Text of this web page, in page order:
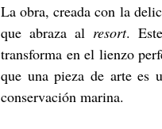
La obra, creada con la
que abraza al resort.
transforma en el lienzo
que una pieza de arte es
conservación marina.